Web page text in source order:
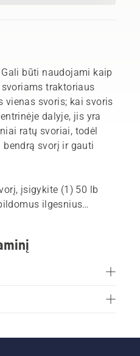
būti naudojami kaip
traktoriaus
vienas svoris; kai svoris
dalyje, jis yra
ratų svoriai, todėl
svorį ir gauti
įsigykite (1) 50 lb
ilgesnius